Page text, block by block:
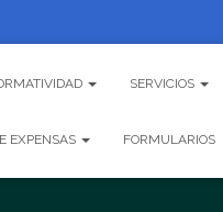
SERVICIOS
EXPENSAS FORMULARIOS